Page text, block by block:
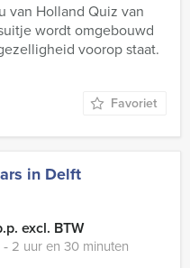
van Holland Quiz van
wordt omgebouwd
voorop staat.
Favoriet
in Delft
excl. BTW
2 uur en 30 minuten